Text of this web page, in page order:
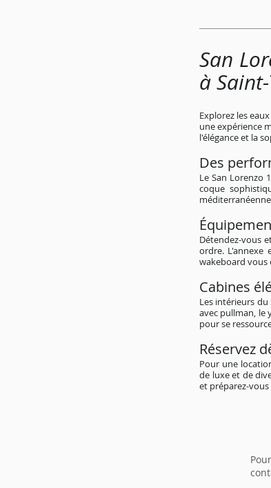
San
à
Explorez les
une expérience
l'élégance et la
Des
Le San Lorenzo
coque
Détendez-vous
ordre. L'annexe
wakeboard vous
Cabines
Les intérieurs
avec pullman, le
pour se
Réservez
Pour une
de luxe et de
et préparez-